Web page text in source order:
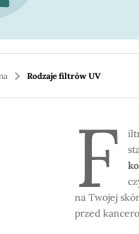
Rodzaje filtrów UV
F
na Twojej
przed